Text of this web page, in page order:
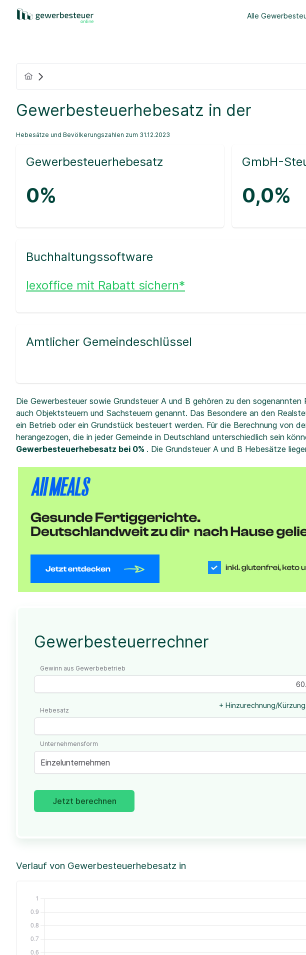
Alle
Gewerbesteuerhebesatz in der
Hebesätze und Bevölkerungszahlen zum 31.12.2023
Gewerbesteuerhebesatz
0%
GmbH-
0,0%
Buchhaltungssoftware
lexoffice mit Rabatt sichern*
Amtlicher Gemeindeschlüssel
Die Gewerbesteuer sowie Grundsteuer A und B gehören zu den
auch Objektsteuern und Sachsteuern genannt. Das Besondere an den
ein Betrieb oder ein Grundstück besteuert werden. Für die Berechnung von
herangezogen, die in jeder Gemeinde in Deutschland unterschiedlich sein
Gewerbesteuerhebesatz bei 0% . Die Grundsteuer A und B Hebesätze
Gewerbesteuerrechner
Gewinn aus Gewerbebetrieb
+ Hinzurechnung/
Hebesatz
Einzelunternehmen
Unternehmensform
Jetzt berechnen
Verlauf von Gewerbesteuerhebesatz in